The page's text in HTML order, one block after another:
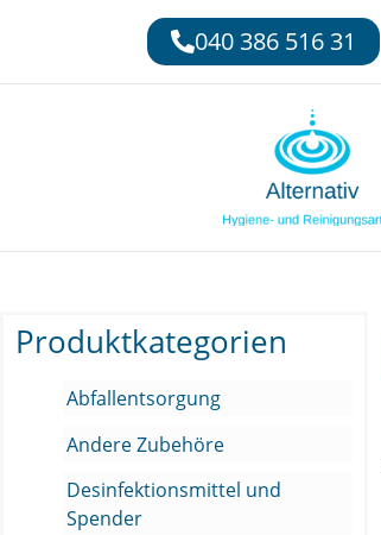
040 386 516 31
Produktkategorien
Abfallentsorgung
Andere Zubehöre
Desinfektionsmittel und
Spender